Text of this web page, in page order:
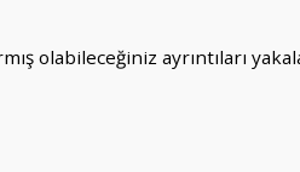
olabileceğiniz ayrıntıları